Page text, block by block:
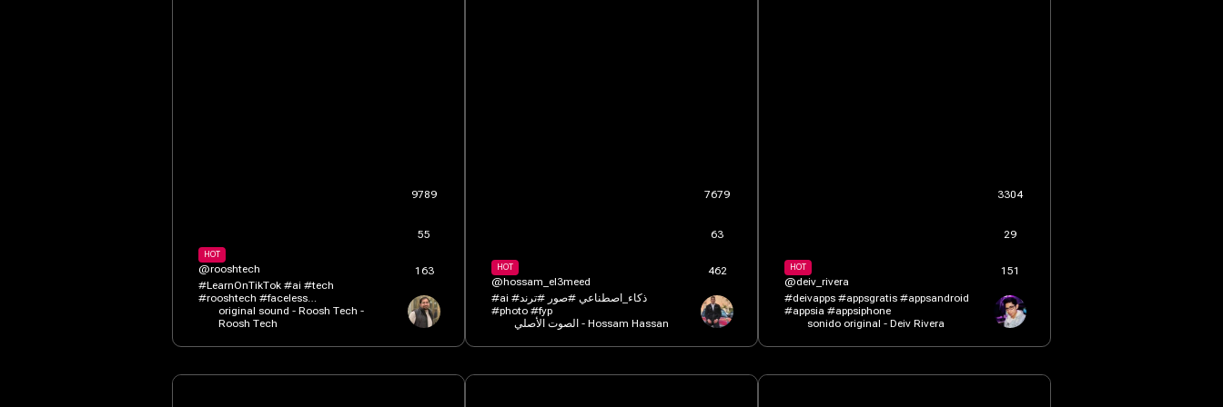
HOT
@rooshtech
#LearnOnTikTok #ai #tech
#rooshtech #faceless
#facelessvideo #onlineearning
#Ramzan2025 #RamzanPreps
original sound - Roosh Tech -
Roosh Tech
9789
55
163 HOT
@hossam_el3meed
#ai #ذكاء_اصطناعي #صور #ترند
#photo #fyp
الصوت الأصلي - Hossam Hassan
7679
63
462 HOT
@deiv_rivera
#deivapps #appsgratis #appsandroid
#appsia #appsiphone
sonido original - Deiv Rivera
3304
29
151